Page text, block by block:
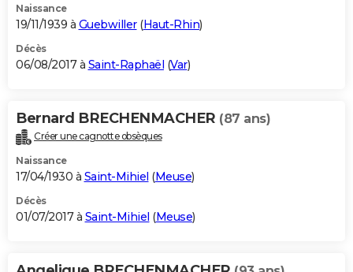
Naissance
19/11/1939 à Guebwiller(Haut-Rhin)
Décès
06/08/2017 à Saint-Raphaël (Var)
Bernard BRECHENMACHER (87 ans)
Créer une cagnotte obsèques
Naissance
17/04/1930 à Saint-Mihiel (Meuse)
Décès
01/07/2017 à Saint-Mihiel (Meuse)